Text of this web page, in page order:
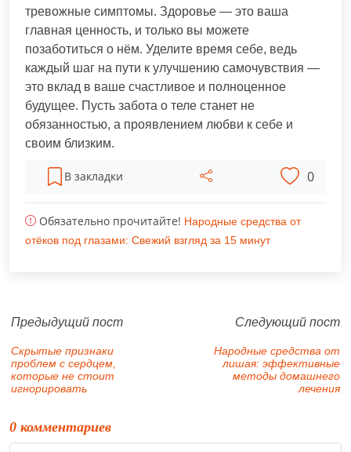
тревожные симптомы. Здоровье — это ваша
главная ценность, и только вы можете
позаботиться о нём. Уделите время себе, ведь
каждый шаг на пути к улучшению самочувствия —
это вклад в ваше счастливое и полноценное
будущее. Пусть забота о теле станет не
обязанностью, а проявлением любви к себе и
своим близким.
В закладки 0
Обязательно прочитайте! Народные средства от
отёков под глазами: Свежий взгляд за 15 минут
Предыдущий пост
Скрытые признаки
проблем с сердцем,
которые не стоит
игнорировать
Следующий пост
Народные средства от
лишая: эффективные
методы домашнего
лечения
0 комментариев